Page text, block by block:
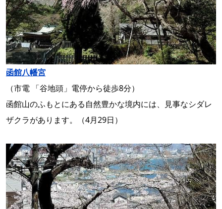
函館八幡宮
（市電 「谷地頭」電停から徒歩8分）
函館山のふもとにある自然豊かな境内には、見事なシダレ
ザクラがあります。（4月29日）